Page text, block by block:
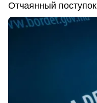
Отчаянный поступок